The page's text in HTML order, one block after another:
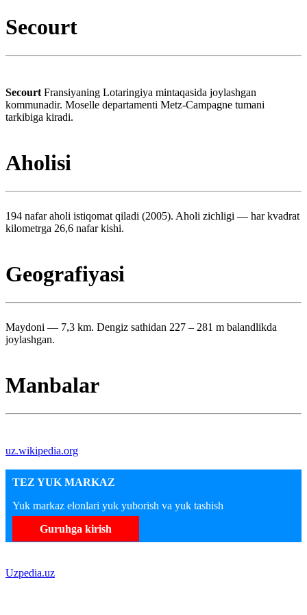
Secourt
Secourt Fransiyaning Lotaringiya mintaqasida joylashgan
kommunadir. Moselle departamenti Metz-Campagne tumani
tarkibiga kiradi.
Aholisi
194 nafar aholi istiqomat qiladi (2005). Aholi zichligi — har kvadrat
kilometrga 26,6 nafar kishi.
Geografiyasi
Maydoni — 7,3 km. Dengiz sathidan 227 – 281 m balandlikda
joylashgan.
Manbalar
uz.wikipedia.org
TEZ YUK MARKAZ
Yuk markaz elonlari yuk yuborish va yuk tashish
Guruhga kirish
Uzpedia.uz